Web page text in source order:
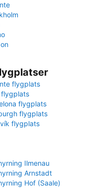
flygplats
flygplats
flygplats
flygplats
flygplats
Ilmenau
Arnstadt
Hof (Saale)